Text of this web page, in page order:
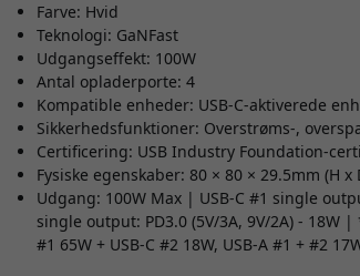
Farve: Hvid
Teknologi: GaNFast
Udgangseffekt: 100W
Antal opladerporte: 4
Kompatible enheder: USB-C-aktiverede
Sikkerhedsfunktioner: Overstrøms-,
Certificering: USB Industry Foundation-
Fysiske egenskaber: 80 × 80 × 29.5mm (H
Udgang: 100W Max | USB-C #1 single
single output: PD3.0 (5V/3A, 9V/2A) - 18W
#1 65W + USB-C #2 18W, USB-A #1 + #2